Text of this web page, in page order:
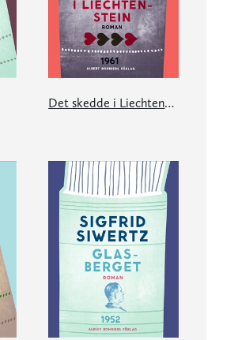
Det skedde i Liechtenstein